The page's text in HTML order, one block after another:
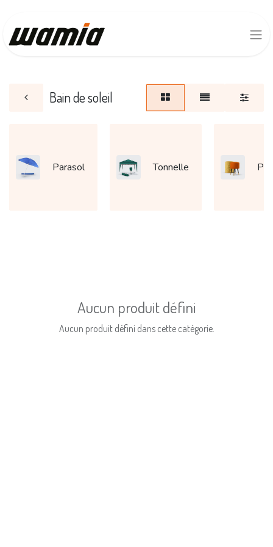
Bain de soleil
Parasol Tonnelle
Aucun produit défini
Aucun produit défini dans cette catégorie.